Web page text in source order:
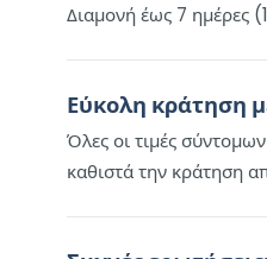
Διαμονή έως 7 ημέρες
Εύκολη κράτηση
Όλες οι τιμές
καθιστά την κράτηση